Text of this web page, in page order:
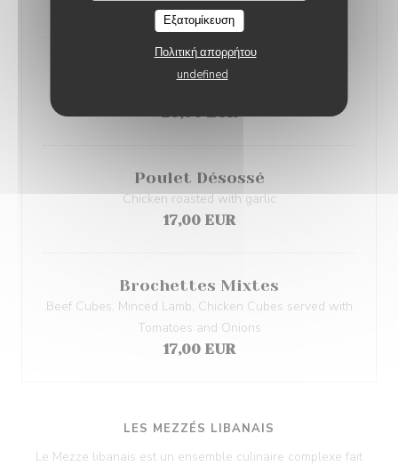
Εξατομίκευση
Πολιτική απορρήτου
undefined
16,00 EUR
Plat du Chef
20,00 EUR
Poulet Désossé
Chicken roasted with garlic
17,00 EUR
Brochettes Mixtes
Beef Cubes, Minced Lamb, Chicken Cubes served with
Tomatoes and Onions
17,00 EUR
LES MEZZÉS LIBANAIS
Le Mezze libanais est un ensemble culinaire complexe fait